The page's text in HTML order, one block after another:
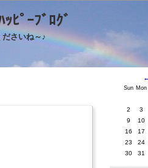
ﾘｱﾝﾊｯﾋﾟｰﾌﾞﾛｸﾞ
さいね～♪
Sun Mon
2
3
9
10
16
17
23
24
30
31